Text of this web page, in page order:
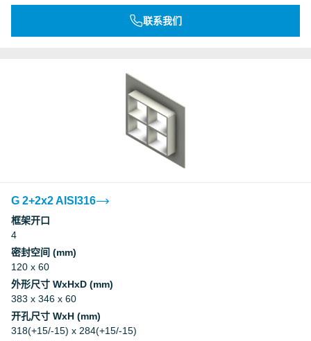
联系我们
G 2+2x2 AISI316
框架开口
4
密封空间 (mm)
120 x 60
外形尺寸 WxHxD (mm)
383 x 346 x 60
开孔尺寸 WxH (mm)
318(+15/-15) x 284(+15/-15)